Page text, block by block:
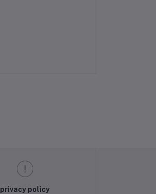
privacy policy